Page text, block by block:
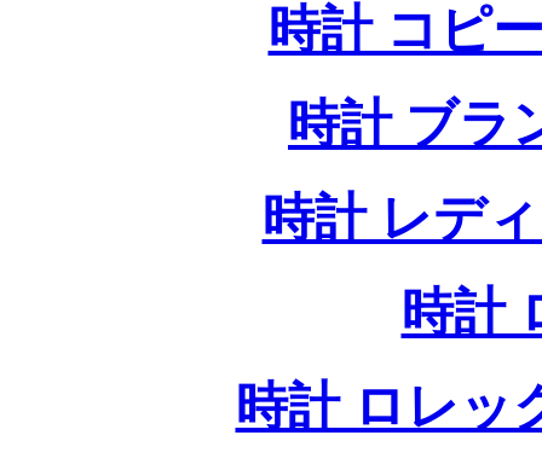
時計 コピ
時計 ブラ
時計 レデ
時計
時計 ロレッ